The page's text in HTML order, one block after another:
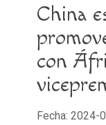
China
con
Fecha: 2024-